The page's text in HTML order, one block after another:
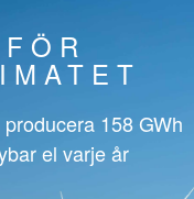
FÖR
158 GWh
el varje år